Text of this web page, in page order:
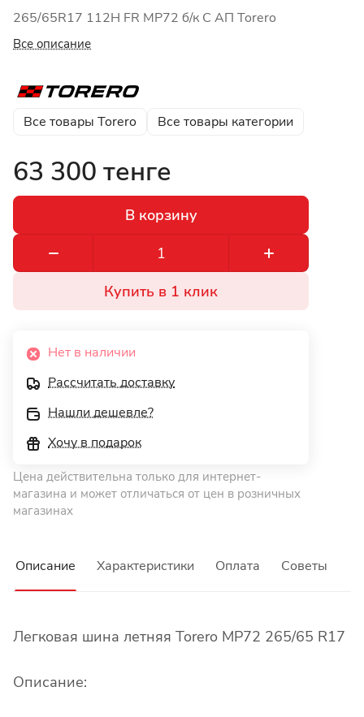
265/65R17 112H FR MP72 б/к C АП Torero
Все описание
Все товары Torero Все товары категории
63 300 тенге
В корзину
Купить в 1 клик
Нет в наличии
Рассчитать доставку
Нашли дешевле?
Хочу в подарок
Цена действительна только для интернет-
магазина и может отличаться от цен в розничных
магазинах
Описание Характеристики Оплата Советы
Легковая шина летняя Torero MP72 265/65 R17
Описание: